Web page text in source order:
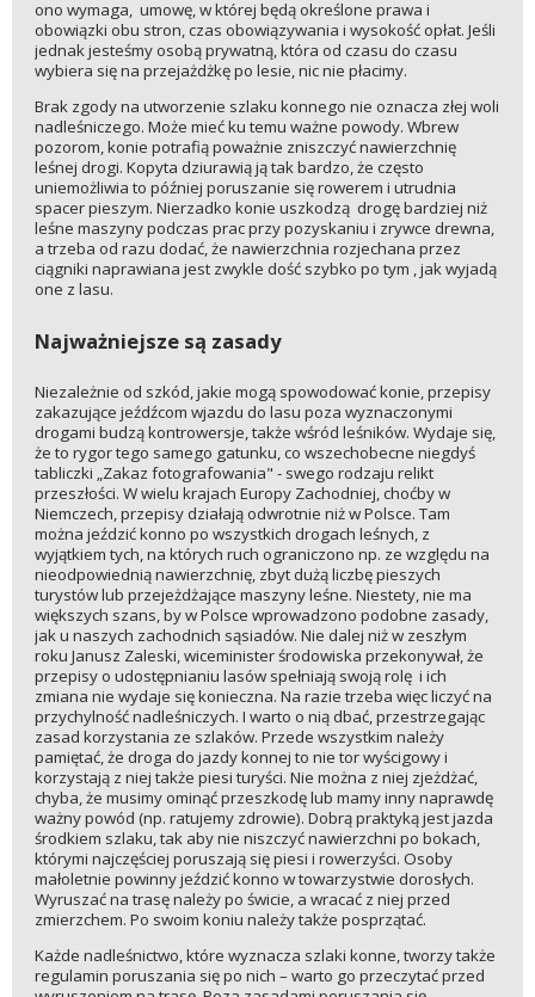
ono wymaga, umowę, w której będą określone prawa i
obowiązki obu stron, czas obowiązywania i wysokość opłat. Jeśli
jednak jesteśmy osobą prywatną, która od czasu do czasu
wybiera się na przejażdżkę po lesie, nic nie płacimy.
Brak zgody na utworzenie szlaku konnego nie oznacza złej woli
nadleśniczego. Może mieć ku temu ważne powody. Wbrew
pozorom, konie potrafią poważnie zniszczyć nawierzchnię
leśnej drogi. Kopyta dziurawią ją tak bardzo, że często
uniemożliwia to później poruszanie się rowerem i utrudnia
spacer pieszym. Nierzadko konie uszkodzą drogę bardziej niż
leśne maszyny podczas prac przy pozyskaniu i zrywce drewna,
a trzeba od razu dodać, że nawierzchnia rozjechana przez
ciągniki naprawiana jest zwykle dość szybko po tym , jak wyjadą
one z lasu.
Najważniejsze są zasady
Niezależnie od szkód, jakie mogą spowodować konie, przepisy
zakazujące jeźdźcom wjazdu do lasu poza wyznaczonymi
drogami budzą kontrowersje, także wśród leśników. Wydaje się,
że to rygor tego samego gatunku, co wszechobecne niegdyś
tabliczki „Zakaz fotografowania" - swego rodzaju relikt
przeszłości. W wielu krajach Europy Zachodniej, choćby w
Niemczech, przepisy działają odwrotnie niż w Polsce. Tam
można jeździć konno po wszystkich drogach leśnych, z
wyjątkiem tych, na których ruch ograniczono np. ze względu na
nieodpowiednią nawierzchnię, zbyt dużą liczbę pieszych
turystów lub przejeżdżające maszyny leśne. Niestety, nie ma
większych szans, by w Polsce wprowadzono podobne zasady,
jak u naszych zachodnich sąsiadów. Nie dalej niż w zeszłym
roku Janusz Zaleski, wiceminister środowiska przekonywał, że
przepisy o udostępnianiu lasów spełniają swoją rolę i ich
zmiana nie wydaje się konieczna. Na razie trzeba więc liczyć na
przychylność nadleśniczych. I warto o nią dbać, przestrzegając
zasad korzystania ze szlaków. Przede wszystkim należy
pamiętać, że droga do jazdy konnej to nie tor wyścigowy i
korzystają z niej także piesi turyści. Nie można z niej zjeżdżać,
chyba, że musimy ominąć przeszkodę lub mamy inny naprawdę
ważny powód (np. ratujemy zdrowie). Dobrą praktyką jest jazda
środkiem szlaku, tak aby nie niszczyć nawierzchni po bokach,
którymi najczęściej poruszają się piesi i rowerzyści. Osoby
małoletnie powinny jeździć konno w towarzystwie dorosłych.
Wyruszać na trasę należy po świcie, a wracać z niej przed
zmierzchem. Po swoim koniu należy także posprzątać.
Każde nadleśnictwo, które wyznacza szlaki konne, tworzy także
regulamin poruszania się po nich – warto go przeczytać przed